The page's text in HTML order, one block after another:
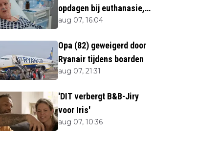
opdagen bij euthanasie,
shock als blijkt waar ze is
aug 07, 16:04
Opa (82) geweigerd door
Ryanair tijdens boarden
aug 07, 21:31
'DIT verbergt B&B-Jiry
voor Iris'
aug 07, 10:36